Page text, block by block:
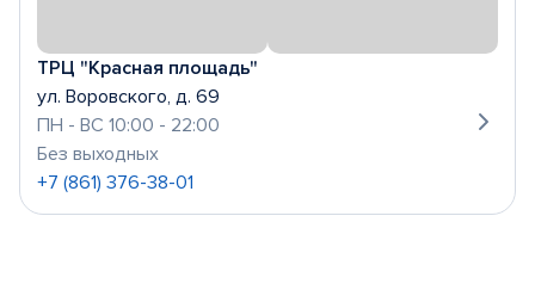
ТРЦ "Красная площадь"
ул. Воровского, д. 69
ПН - ВС 10:00 - 22:00
Без выходных
+7 (861) 376-38-01